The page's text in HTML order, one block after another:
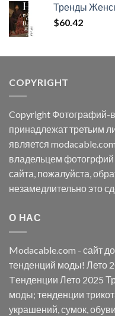
Тренды
$60.42
COPYRIGHT
Copyright Фотографий-
принадлежат третьим
является
владельцем фотогрфий
сайта, пожалуйста,
незамедлительно это
О НАС
Modacable.com - сайт
тенденций моды! Лето
Tенденции Лето 2025
моды; тенденции
украшений, сумок,